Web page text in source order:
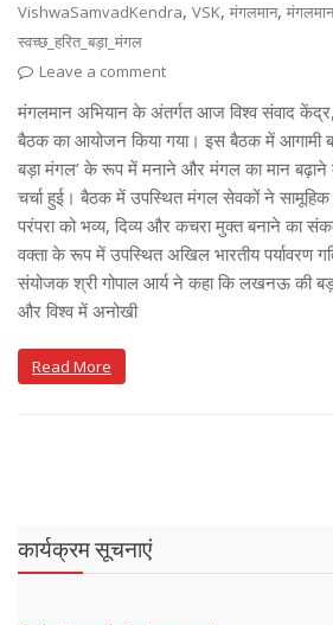
VishwaSamvadKendra, VSK, मंगलमान,
स्वच्छ_हरित_बड़ा_मंगल
Leave a comment
मंगलमान अभियान के अंतर्गत आज विश्व संवाद
बैठक का आयोजन किया गया। इस बैठक में आगामी
बड़ा मंगल’ के रूप में मनाने और मंगल का मान बढ़ाने
चर्चा हुई। बैठक में उपस्थित मंगल सेवकों ने
परंपरा को भव्य, दिव्य और कचरा मुक्त बनाने का
वक्ता के रूप में उपस्थित अखिल भारतीय पर्यावरण
संयोजक श्री गोपाल आर्य ने कहा कि लखनऊ की
और विश्व में अनोखी
Read More
कार्यक्रम सूचनाएं